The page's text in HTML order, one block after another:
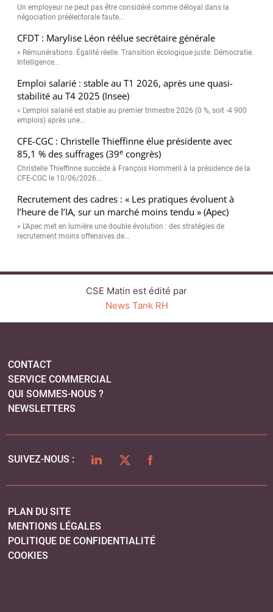
Un employeur ne peut pas être considéré comme déloyal dans la
négociation préélectorale faute...
CFDT : Marylise Léon réélue secrétaire générale
« Rémunérations. Égalité réelle. Transition écologique juste. Démocratie.
Intelligence...
Emploi salarié : stable au T1 2026, après une quasi-
stabilité au T4 2025 (Insee)
« L’emploi salarié est stable au premier trimestre 2026 (0 %, soit -4 900
emplois) après une...
CFE-CGC : Christelle Thieffinne élue présidente avec
85,1 % des suffrages (39e congrès)
Christelle Thieffinne succède à François Hommeril à la présidence de la
CFE-CGC le 10/06/2026...
Recrutement des cadres : « Les pratiques évoluent à
l’heure de l’IA, sur un marché moins tendu » (Apec)
« L’Apec met en lumière une double évolution : des stratégies de
recrutement moins offensives de...
CSE Matin est édité par
News Tank RH
CONTACT
SERVICE COMMERCIAL
QUI SOMMES-NOUS ?
NEWSLETTERS
SUIVEZ-NOUS : LINKEDINTWITTERFACEBOOK
PLAN DU SITE
MENTIONS LÉGALES
POLITIQUE DE CONFIDENTIALITÉ
COOKIES